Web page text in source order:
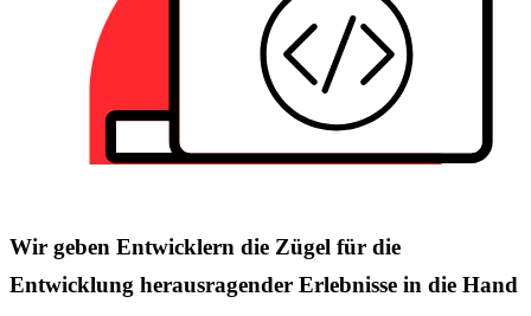
Wir geben Entwicklern die Zügel für die
Entwicklung herausragender Erlebnisse in die Hand